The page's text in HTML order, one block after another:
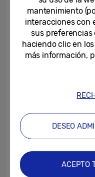
colaboran más
esfuerzan en
más fácilmente
además de
Con el objetivo
tecnología en el
profesores
tecnológica
centro de
cada cuatro
mantenimiento
interacciones con
sus preferencias
haciendo clic en
más información,
DESEO
ACEPTO